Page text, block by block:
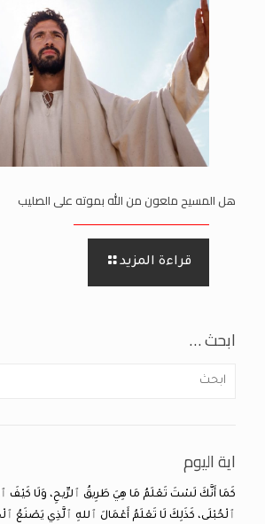
هل المسيح ملعون من الله بموته على الصليب
قراءة المزيد
ابحث …
اية اليوم
كَمَا أَنَّكَ لَسْتَ تَعْلَمُ مَا هِيَ طَرِيقُ ٱلرِّيحِ، وَلَا
ٱلْحُبْلَى، كَذَلِكَ لَا تَعْلَمُ أَعْمَالَ ٱللهِ ٱلَّذِي يَصْنَعُ